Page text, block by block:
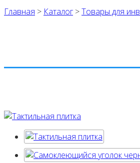
Главная > Каталог >Товары для